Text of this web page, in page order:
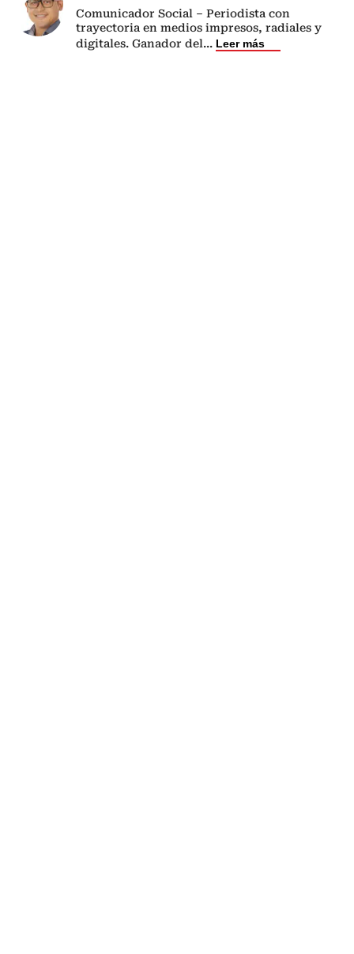
Comunicador Social – Periodista con
trayectoria en medios impresos, radiales y
digitales. Ganador del... Leer más